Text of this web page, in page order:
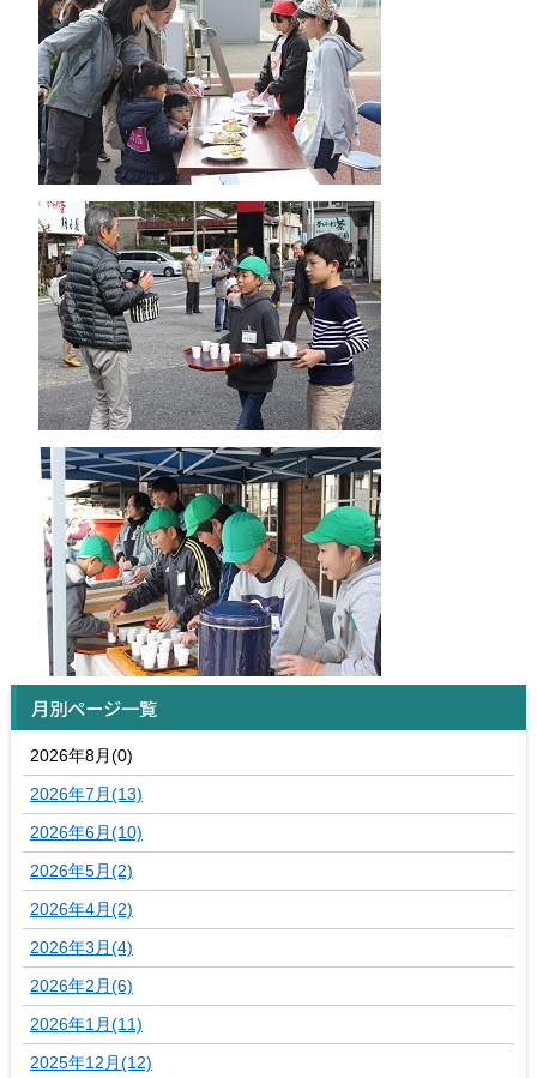
月別ページ一覧
2026年8月(0)
2026年7月(13)
2026年6月(10)
2026年5月(2)
2026年4月(2)
2026年3月(4)
2026年2月(6)
2026年1月(11)
2025年12月(12)